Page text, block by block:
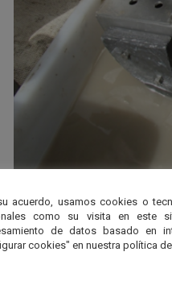
La investigación, que
aprobación de nuevos
zonas altas próximas a la
acuerdo, usamos cookies o
como su visita en este
de datos basado en
cookies" en nuestra política